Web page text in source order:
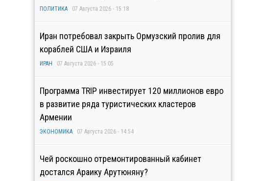
ПОЛИТИКА 07 Августа 2026 - 15:18
Иран потребовал закрыть Ормузский пролив для
кораблей США и Израиля
ИРАН 07 Августа 2026 - 15:05
Программа TRIP инвестирует 120 миллионов евро
в развитие ряда туристических кластеров
Армении
ЭКОНОМИКА 07 Августа 2026 - 14:54
Чей роскошно отремонтированный кабинет
достался Араику Арутюняну?